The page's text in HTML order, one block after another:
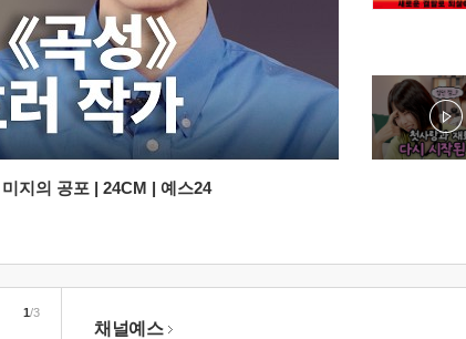
지의 공포 | 24CM | 예스24
1/3
채널예스